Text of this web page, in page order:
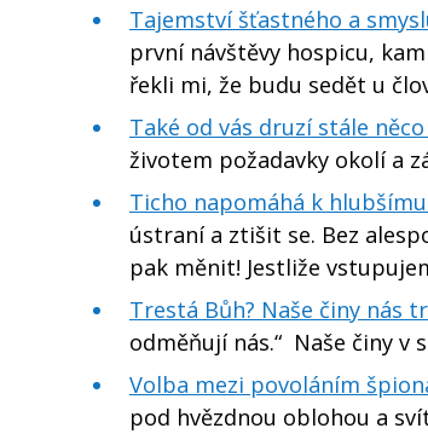
Tajemství šťastného a
první návštěvy hospicu,
řekli mi, že budu sedět u
Také od vás druzí stále něco
životem požadavky okolí a
Ticho napomáhá k
ústraní a ztišit se. Bez
pak měnit! Jestliže
Trestá Bůh? Naše činy nás
odměňují nás.“ Naše činy v
Volba mezi povoláním
pod hvězdnou oblohou a